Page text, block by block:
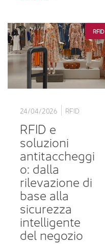
RFID
24/04/2026 RFID
RFID e
soluzioni
antitaccheggi
o: dalla
rilevazione di
base alla
sicurezza
intelligente
del negozio